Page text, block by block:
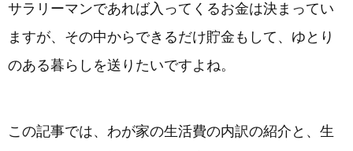
サラリーマンであれば入ってくるお金は決まってい
ますが、その中からできるだけ貯金もして、ゆとり
のある暮らしを送りたいですよね。
この記事では、わが家の生活費の内訳の紹介と、生